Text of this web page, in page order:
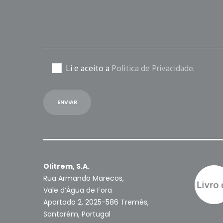
Li e aceito a Politica de Privacidade.
Olitrem, S.A.
Rua Armando Marecos,
Vale d’Água de Fora
Apartado 2, 2025-586 Tremês,
Santarém, Portugal